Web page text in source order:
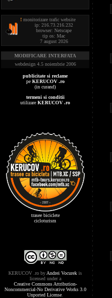
! monitorizare trafic website
ip: 216.73.216.232
browser: Netscape
tip os: Mac
7 august 2026
MODIFICARE INTERFATA
webdesign 4.5 noiembrie 2006
publicitate si reclame
pe KERUCOV .ro
(in curand)
termeni si conditii
utilizare KERUCOV .ro
trasee biciclete
cicloturism
KERUCOV .ro by Andrei Vocurek is
licensed under a
Creative Commons Attribution-
Noncommercial-No Derivative Works 3.0
Unported License